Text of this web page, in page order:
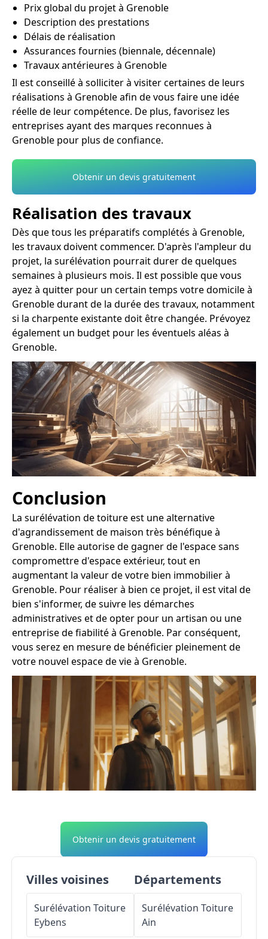
Prix global du projet à Grenoble
Description des prestations
Délais de réalisation
Assurances fournies (biennale, décennale)
Travaux antérieures à Grenoble
Il est conseillé à solliciter à visiter certaines de leurs
réalisations à Grenoble afin de vous faire une idée
réelle de leur compétence. De plus, favorisez les
entreprises ayant des marques reconnues à
Grenoble pour plus de confiance.
Obtenir un devis gratuitement
Réalisation des travaux
Dès que tous les préparatifs complétés à Grenoble,
les travaux doivent commencer. D'après l'ampleur du
projet, la surélévation pourrait durer de quelques
semaines à plusieurs mois. Il est possible que vous
ayez à quitter pour un certain temps votre domicile à
Grenoble durant de la durée des travaux, notamment
si la charpente existante doit être changée. Prévoyez
également un budget pour les éventuels aléas à
Grenoble.
Conclusion
La surélévation de toiture est une alternative
d'agrandissement de maison très bénéfique à
Grenoble. Elle autorise de gagner de l'espace sans
compromettre d'espace extérieur, tout en
augmentant la valeur de votre bien immobilier à
Grenoble. Pour réaliser à bien ce projet, il est vital de
bien s'informer, de suivre les démarches
administratives et de opter pour un artisan ou une
entreprise de fiabilité à Grenoble. Par conséquent,
vous serez en mesure de bénéficier pleinement de
votre nouvel espace de vie à Grenoble.
Obtenir un devis gratuitement
Villes voisines
Surélévation Toiture
Eybens
Départements
Surélévation Toiture
Ain